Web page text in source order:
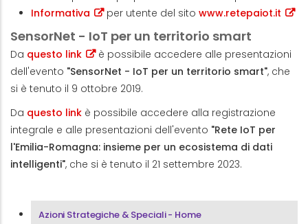
Informativa
per utente del sito www.retepaiot.it
SensorNet - IoT per un territorio smart
Da questo link
è possibile accedere alle presentazioni
dell'evento "SensorNet - IoT per un territorio smart", che
si è tenuto il 9 ottobre 2019.
Da questo link è possibile accedere alla registrazione
integrale e alle presentazioni dell'evento "Rete IoT per
l'Emilia-Romagna: insieme per un ecosistema di dati
intelligenti", che si è tenuto il 21 settembre 2023.
Menu Area Azioni Strategiche & Speciali
Azioni Strategiche & Speciali - Home